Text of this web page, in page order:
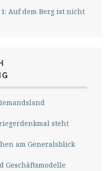
Auf dem Berg ist nicht
steht
am Generalsblick
Geschäftsmodelle